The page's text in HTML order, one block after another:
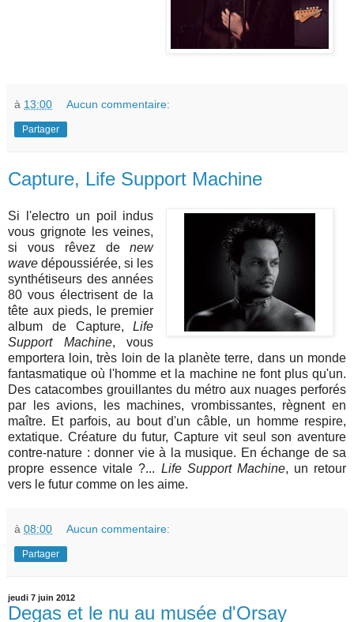
à 13:00 Aucun commentaire:
Partager
Capture, Life Support Machine
Si l'electro un poil indus
vous grignote les veines,
si vous rêvez denew
wave dépoussiérée, si les
synthétiseurs des années
80 vous électrisent de la
tête aux pieds, le premier
album de Capture,Life
Support Machine, vous
emportera loin, très loin de la planète terre, dans un monde
fantasmatique où l'homme et la machine ne font plus qu'un.
Des catacombes grouillantes du métro aux nuages perforés
par les avions, les machines, vrombissantes, règnent en
maître. Et parfois, au bout d'un câble, un homme respire,
extatique. Créature du futur, Capture vit seul son aventure
contre-nature : donner vie à la musique. En échange de sa
propre essence vitale ?... Life Support Machine, un retour
vers le futur comme on les aime.
à 08:00 Aucun commentaire:
Partager
jeudi 7 juin 2012
Degas et le nu au musée d'Orsay